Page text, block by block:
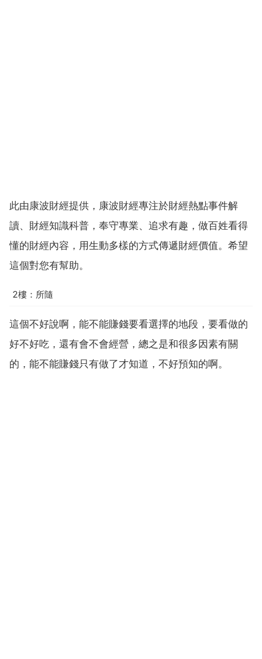
此由康波財經提供，康波財經專注於財經熱點事件解
讀、財經知識科普，奉守專業、追求有趣，做百姓看得
懂的財經內容，用生動多樣的方式傳遞財經價值。希望
這個對您有幫助。
2樓：所隨
這個不好說啊，能不能賺錢要看選擇的地段，要看做的
好不好吃，還有會不會經營，總之是和很多因素有關
的，能不能賺錢只有做了才知道，不好預知的啊。